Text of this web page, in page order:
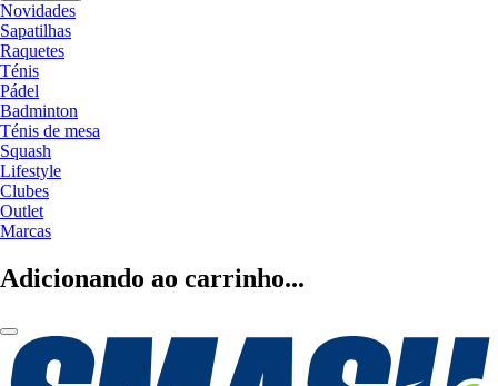
Novidades
Sapatilhas
Raquetes
Ténis
Pádel
Badminton
Ténis de mesa
Squash
Lifestyle
Clubes
Outlet
Marcas
Adicionando ao carrinho...